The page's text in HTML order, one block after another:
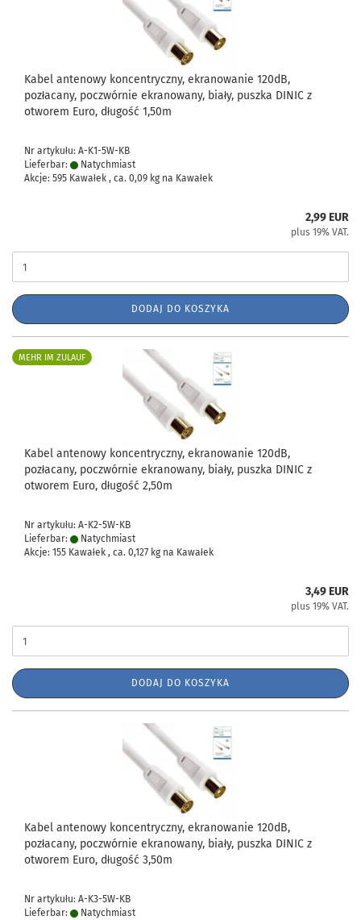
Kabel antenowy koncentryczny, ekranowanie 120dB,
pozłacany, poczwórnie ekranowany, biały, puszka DINIC z
otworem Euro, długość 1,50m
Nr artykułu: A-K1-5W-KB
Lieferbar:
Natychmiast
Akcje: 595 Kawałek , ca. 0,09 kg na Kawałek
2,99 EUR
plus 19% VAT.
DODAJ DO KOSZYKA
MEHR IM ZULAUF
Kabel antenowy koncentryczny, ekranowanie 120dB,
pozłacany, poczwórnie ekranowany, biały, puszka DINIC z
otworem Euro, długość 2,50m
Nr artykułu: A-K2-5W-KB
Lieferbar:
Natychmiast
Akcje: 155 Kawałek , ca. 0,127 kg na Kawałek
3,49 EUR
plus 19% VAT.
DODAJ DO KOSZYKA
Kabel antenowy koncentryczny, ekranowanie 120dB,
pozłacany, poczwórnie ekranowany, biały, puszka DINIC z
otworem Euro, długość 3,50m
Nr artykułu: A-K3-5W-KB
Lieferbar:
Natychmiast